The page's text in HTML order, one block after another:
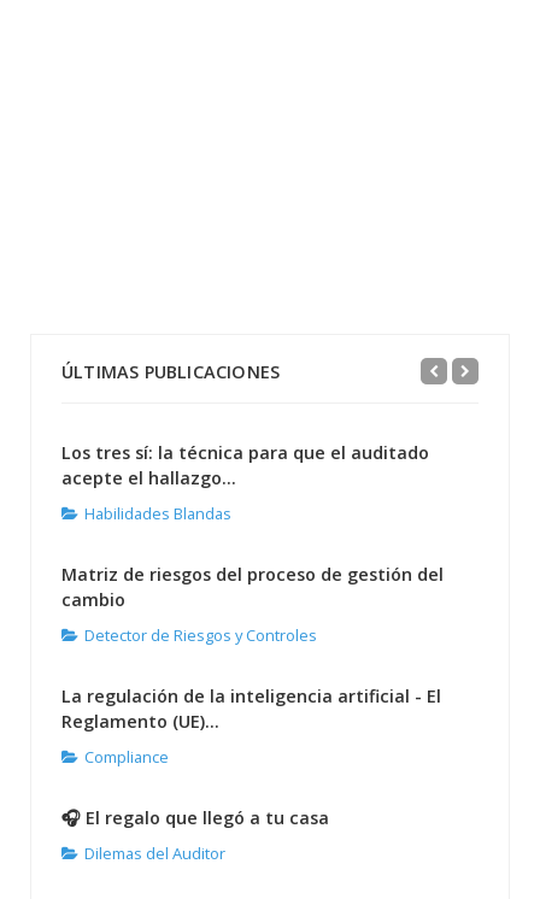
ÚLTIMAS PUBLICACIONES
Los tres sí: la técnica para que el auditado
acepte el hallazgo...
Habilidades Blandas
Matriz de riesgos del proceso de gestión del
cambio
Detector de Riesgos y Controles
La regulación de la inteligencia artificial - El
Reglamento (UE)...
Compliance
🎧 El regalo que llegó a tu casa
Dilemas del Auditor